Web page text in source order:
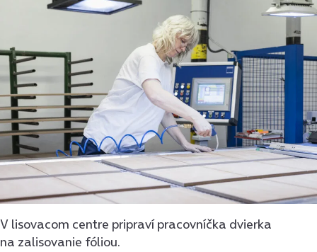
V lisovacom centre pripraví pracovníčka dvierka
na zalisovanie fóliou.